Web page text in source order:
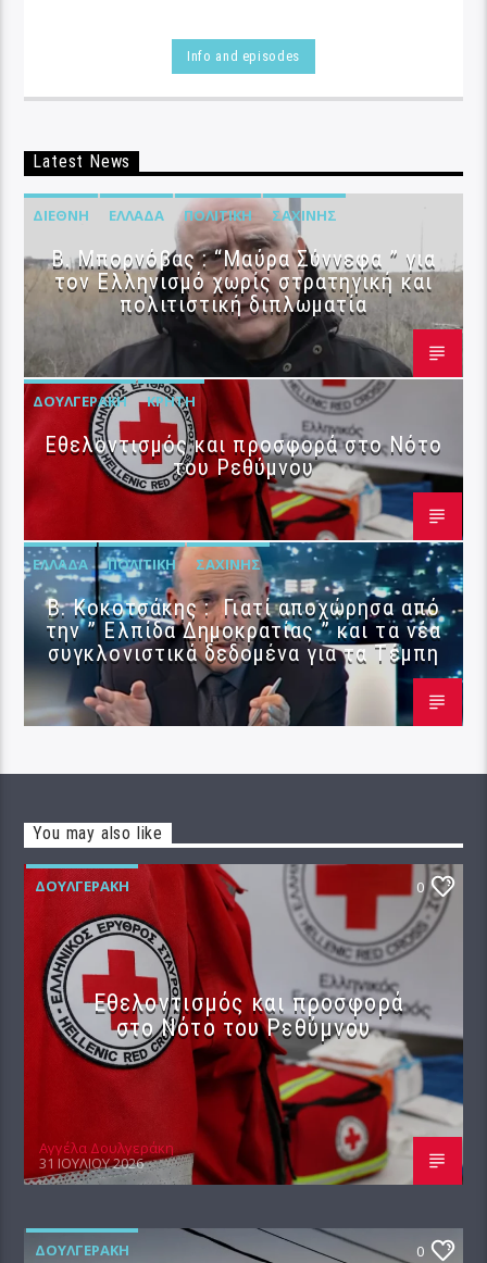
Info and episodes
Latest News
ΔΙΕΘΝΉ ΕΛΛΆΔΑ ΠΟΛΙΤΙΚΉ ΣΑΧΊΝΗΣ
B. Μπορνόβας : “Μαύρα Σύννεφα ” για
τον Ελληνισμό χωρίς στρατηγική και
πολιτιστική διπλωματία
ΔΟΥΛΓΕΡΆΚΗ ΚΡΉΤΗ
Εθελοντισμός και προσφορά στο Νότο
του Ρεθύμνου
ΕΛΛΆΔΑ ΠΟΛΙΤΙΚΉ ΣΑΧΊΝΗΣ
Β. Κοκοτσάκης : Γιατί αποχώρησα από
την ” Ελπίδα Δημοκρατίας ” και τα νέα
συγκλονιστικά δεδομένα για τα Τέμπη
You may also like
ΔΟΥΛΓΕΡΆΚΗ 0
Εθελοντισμός και προσφορά
στο Νότο του Ρεθύμνου
Αγγέλα Δουλγεράκη
31 ΙΟΥΛΊΟΥ 2026
ΔΟΥΛΓΕΡΆΚΗ 0